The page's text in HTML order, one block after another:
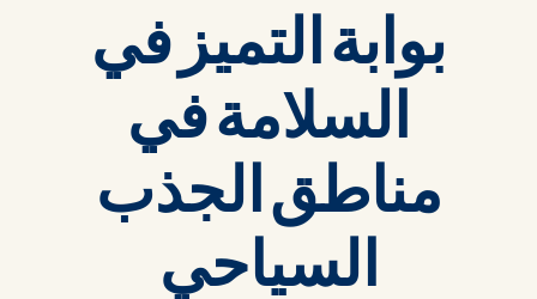
بوابة التميز في
السلامة في
مناطق الجذب
السياحي